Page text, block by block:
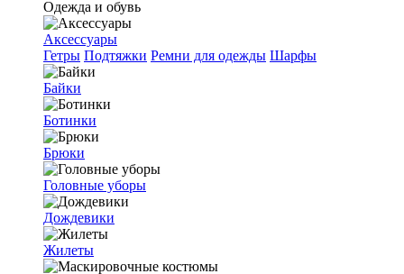
Одежда и обувь
Аксессуары
Гетры Подтяжки Ремни для одежды Шарфы
Байки
Ботинки
Брюки
Головные уборы
Дождевики
Жилеты